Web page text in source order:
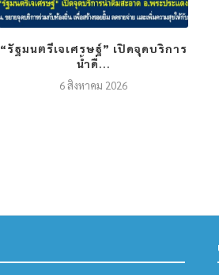
“รัฐมนตรีเจเศรษฐ์” เปิดจุดบริการ
น้ำดื่...
6 สิงหาคม 2026